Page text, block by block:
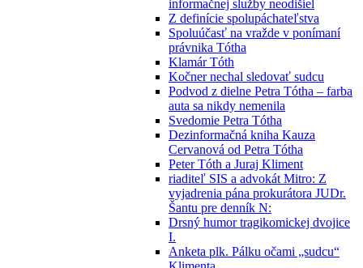
informačnej služby neodišiel
Z definície spolupáchateľstva
Spoluúčasť na vražde v ponímaní
právnika Tótha
Klamár Tóth
Kočner nechal sledovať sudcu
Podvod z dielne Petra Tótha – farba
auta sa nikdy nemenila
Svedomie Petra Tótha
Dezinformačná kniha Kauza
Cervanová od Petra Tótha
Peter Tóth a Juraj Kliment
riaditeľ SIS a advokát Mitro: Z
vyjadrenia pána prokurátora JUDr.
Šantu pre denník N:
Drsný humor tragikomickej dvojice
I.
Anketa plk. Pálku očami „sudcu“